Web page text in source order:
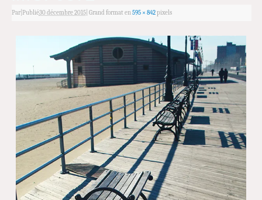
Par| Publié30 décembre 2015| Grand format en595 × 842pixels